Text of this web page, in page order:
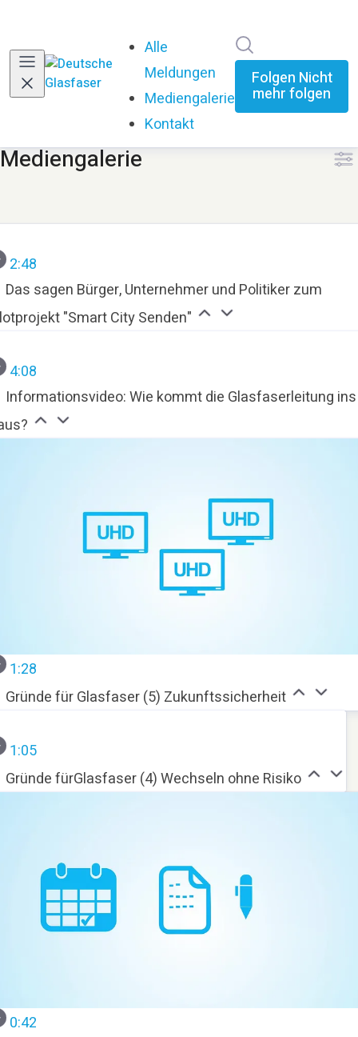
Alle
Meldungen
Mediengalerie
Kontakt
Folgen Nicht
mehr folgen
Mediengalerie
2:48
Das sagen Bürger, Unternehmer und Politiker zum
"Smart City Senden"
4:08
Informationsvideo: Wie kommt die Glasfaserleitung ins
1:28
Gründe für Glasfaser (5) Zukunftssicherheit
1:05
Gründe fürGlasfaser (4) Wechseln ohne Risiko
0:42